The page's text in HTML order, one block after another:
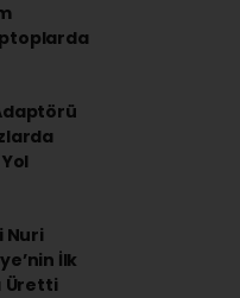
Nuri
İlk
Üretti